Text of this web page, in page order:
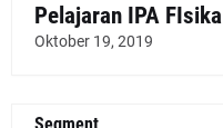
Pelajaran IPA
Oktober 19, 2019